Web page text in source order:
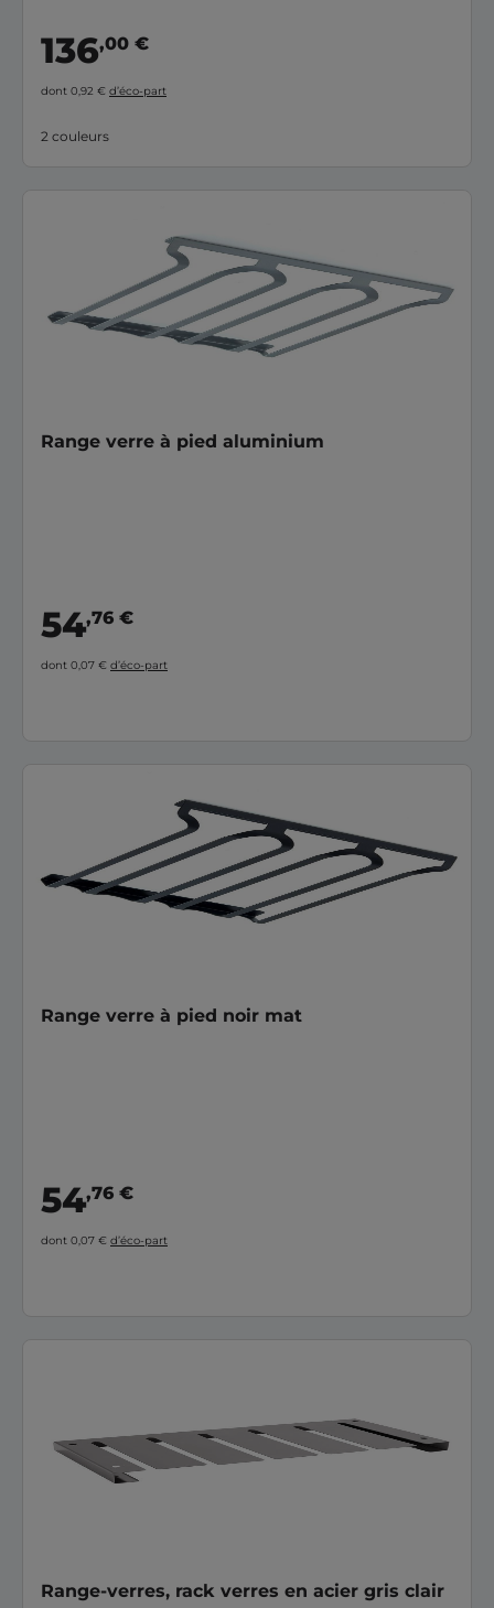
136,00 €
dont 0,92 € d’éco-part
2 couleurs
Range verre à pied aluminium
54,76 €
dont 0,07 € d’éco-part
Range verre à pied noir mat
54,76 €
dont 0,07 € d’éco-part
Range-verres, rack verres en acier gris clair